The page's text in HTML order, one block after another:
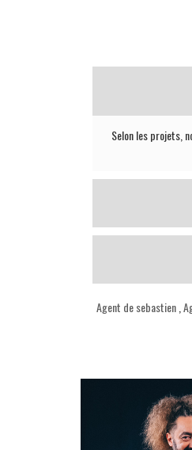
Selon les projets,
Agent de sebastien,